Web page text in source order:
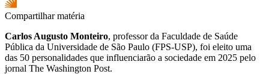
Compartilhar matéria
Carlos Augusto Monteiro, professor da Faculdade de Saúde
Pública da Universidade de São Paulo (FPS-USP), foi eleito uma
das 50 personalidades que influenciarão a sociedade em 2025 pelo
jornal The Washington Post.